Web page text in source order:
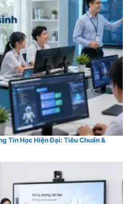
Tin Học Hiện Đại: Tiêu Chuẩn &